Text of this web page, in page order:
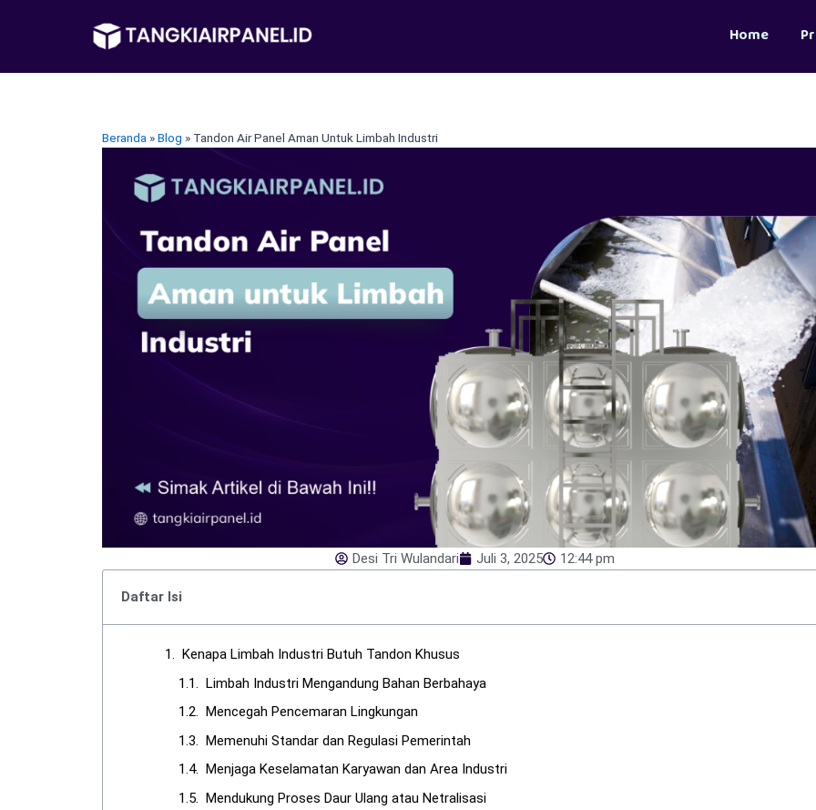
Home
Beranda »Blog » Tandon Air Panel Aman Untuk Limbah Industri
Desi Tri Wulandari Juli 3, 2025 12:44 pm
Daftar Isi
Kenapa Limbah Industri Butuh Tandon Khusus
Limbah Industri Mengandung Bahan Berbahaya
Mencegah Pencemaran Lingkungan
Memenuhi Standar dan Regulasi Pemerintah
Menjaga Keselamatan Karyawan dan Area Industri
Mendukung Proses Daur Ulang atau Netralisasi